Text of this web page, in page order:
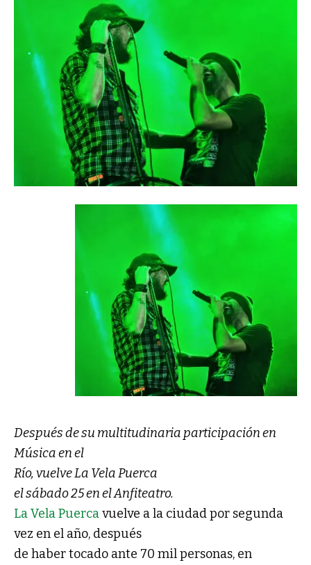
Después de su multitudinaria participación en
Música en el
Río, vuelve La Vela Puerca
el sábado 25 en el Anfiteatro.
La Vela Puercavuelve a la ciudad por segunda
vez en el año, después
de haber tocado ante 70 mil personas, en